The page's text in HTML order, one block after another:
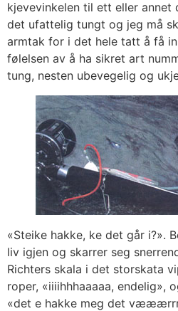
kjevevinkelen til ett eller annet
det ufattelig tungt og jeg må
armtak for i det hele tatt å få
følelsen av å ha sikret art
tung, nesten ubevegelig og
«Steike hakke, ke det går i?».
liv igjen og skarrer seg
Richters skala i det storskata
roper, «iiiihhhaaaaa, endelig»,
«det e hakke meg det